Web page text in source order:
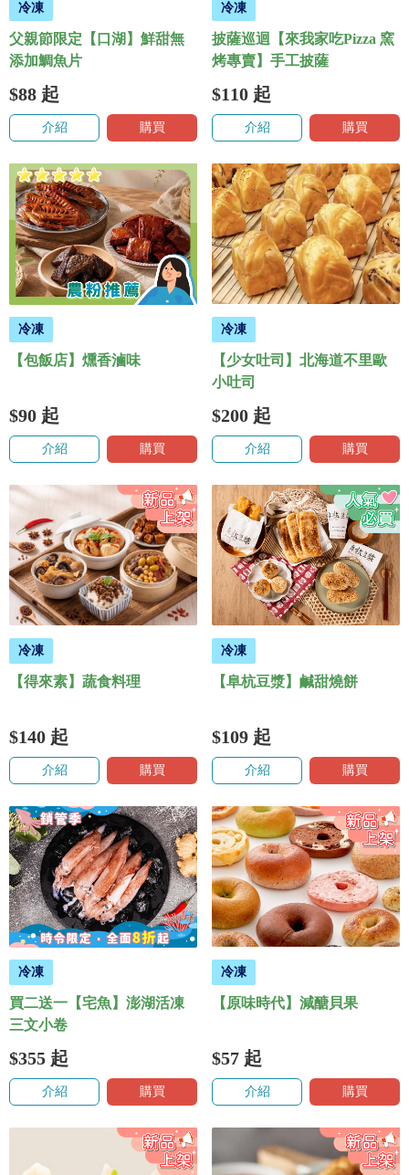
冷凍
父親節限定【口湖】鮮甜無
添加鯛魚片
$88 起
介紹 購買
冷凍
披薩巡迴【來我家吃Pizza 窯
烤專賣】手工披薩
$110 起
介紹 購買
冷凍
【包飯店】燻香滷味
$90 起
介紹 購買
冷凍
【少女吐司】北海道不里歐
小吐司
$200 起
介紹 購買
冷凍
【得來素】蔬食料理
$140 起
介紹 購買
冷凍
【阜杭豆漿】鹹甜燒餅
$109 起
介紹 購買
冷凍
買二送一【宅魚】澎湖活凍
三文小卷
$355 起
介紹 購買
冷凍
【原味時代】減醣貝果
$57 起
介紹 購買